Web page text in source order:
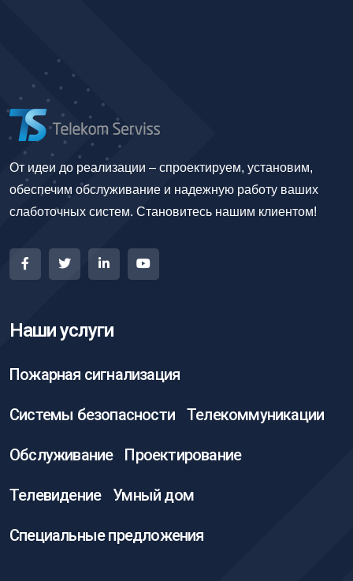
От идеи до реализации – спроектируем, установим,
обеспечим обслуживание и надежную работу ваших
слаботочных систем. Становитесь нашим клиентом!
Наши услуги
Пожарная сигнализация
Системы безопасности Телекоммуникации
Обслуживание Проектирование
Телевидение Умный дом
Специальные предложения